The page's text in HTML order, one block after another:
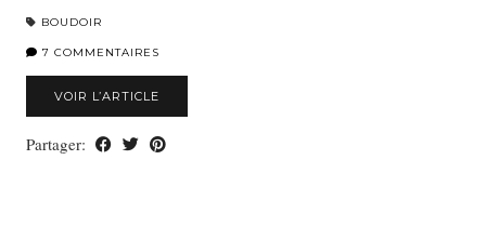
BOUDOIR
7 COMMENTAIRES
VOIR L’ARTICLE
Partager: